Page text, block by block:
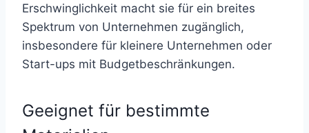
Erschwinglichkeit macht sie für ein breites
Spektrum von Unternehmen zugänglich,
insbesondere für kleinere Unternehmen oder
Start-ups mit Budgetbeschränkungen.
Geeignet für bestimmte